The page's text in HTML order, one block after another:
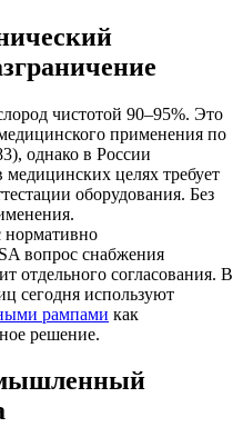
чистотой 90–95%. Это
применения по
однако в России
медицинских целях требует
оборудования. Без
нормативно
вопрос снабжения
отдельного согласования. В
сегодня используют
рампами как
решение.